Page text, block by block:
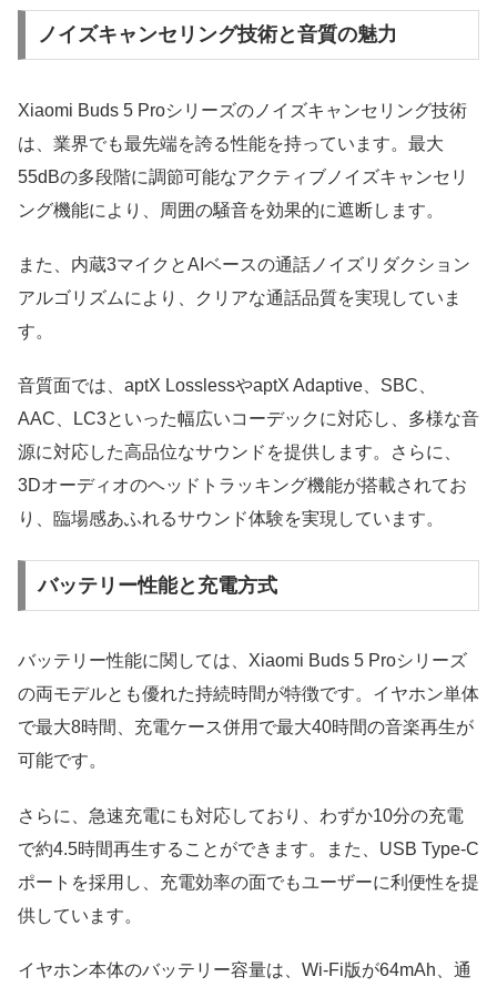
ノイズキャンセリング技術と音質の魅力
Xiaomi Buds 5 Proシリーズのノイズキャンセリング技術
は、業界でも最先端を誇る性能を持っています。最大
55dBの多段階に調節可能なアクティブノイズキャンセリ
ング機能により、周囲の騒音を効果的に遮断します。
また、内蔵3マイクとAIベースの通話ノイズリダクション
アルゴリズムにより、クリアな通話品質を実現していま
す。
音質面では、aptX LosslessやaptX Adaptive、SBC、
AAC、LC3といった幅広いコーデックに対応し、多様な音
源に対応した高品位なサウンドを提供します。さらに、
3Dオーディオのヘッドトラッキング機能が搭載されてお
り、臨場感あふれるサウンド体験を実現しています。
バッテリー性能と充電方式
バッテリー性能に関しては、Xiaomi Buds 5 Proシリーズ
の両モデルとも優れた持続時間が特徴です。イヤホン単体
で最大8時間、充電ケース併用で最大40時間の音楽再生が
可能です。
さらに、急速充電にも対応しており、わずか10分の充電
で約4.5時間再生することができます。また、USB Type-C
ポートを採用し、充電効率の面でもユーザーに利便性を提
供しています。
イヤホン本体のバッテリー容量は、Wi-Fi版が64mAh、通